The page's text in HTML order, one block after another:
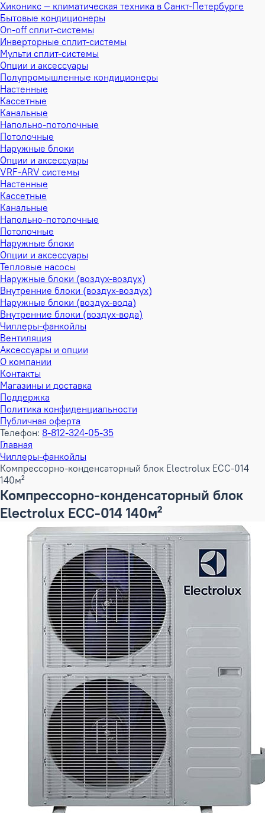
Хиконикс — климатическая техника в Санкт-Петербурге
Бытовые кондиционеры
On-off сплит-системы
Инверторные сплит-системы
Мульти сплит-системы
Опции и аксессуары
Полупромышленные кондиционеры
Настенные
Кассетные
Канальные
Напольно-потолочные
Потолочные
Наружные блоки
Опции и аксессуары
VRF-ARV системы
Настенные
Кассетные
Канальные
Напольно-потолочные
Потолочные
Наружные блоки
Опции и аксессуары
Тепловые насосы
Наружные блоки (воздух-воздух)
Внутренние блоки (воздух-воздух)
Наружные блоки (воздух-вода)
Внутренние блоки (воздух-вода)
Чиллеры-фанкойлы
Вентиляция
Аксессуары и опции
О компании
Контакты
Магазины и доставка
Поддержка
Политика конфиденциальности
Публичная оферта
Телефон: 8-812-324-05-35
Главная
Чиллеры-фанкойлы
Компрессорно-конденсаторный блок Electrolux ECC-014
140м²
Компрессорно-конденсаторный блок
Electrolux ECC-014 140м²